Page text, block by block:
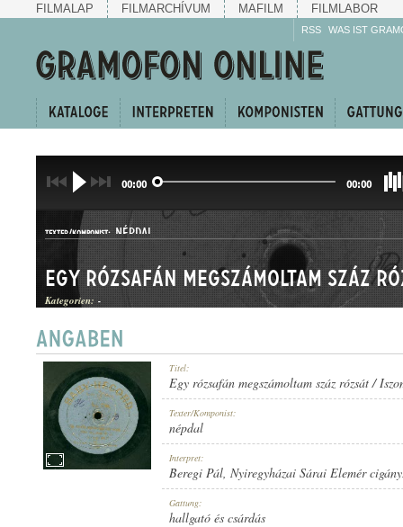
FILMALAP FILMARCHÍVUM MAFILM FILMLABOR
RSS WAS IST
00:00 00:00
TEXTER/KOMPONIST: NÉPDAL
HALLGATÓ ÉS CSÁRDÁS
1910 KÖRÜL
Kategorien: -
Titel:
Egy rózsafán megszámoltam száz rózsát /
Texter/Komponist:
népdal
Interpret:
Beregi Pál, Nyiregyházai Sárai Elemér
Gattung:
hallgató és csárdás